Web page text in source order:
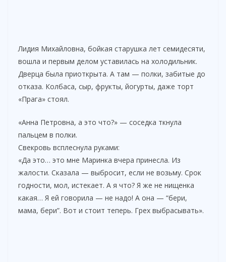
Лидия Михайловна, бойкая старушка лет семидесяти,
вошла и первым делом уставилась на холодильник.
Дверца была приоткрыта. А там — полки, забитые до
отказа. Колбаса, сыр, фрукты, йогурты, даже торт
«Прага» стоял.
«Анна Петровна, а это что?» — соседка ткнула
пальцем в полки.
Свекровь всплеснула руками:
«Да это… это мне Маринка вчера принесла. Из
жалости. Сказала — выбросит, если не возьму. Срок
годности, мол, истекает. А я что? Я же не нищенка
какая… Я ей говорила — не надо! А она — “бери,
мама, бери”. Вот и стоит теперь. Грех выбрасывать».